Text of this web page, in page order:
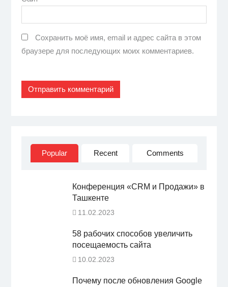
Сохранить моё имя, email и адрес сайта в этом
браузере для последующих моих комментариев.
Popular Recent Comments
Конференция «CRM и Продажи» в
Ташкенте
11.02.2023
58 рабочих способов увеличить
посещаемость сайта
10.02.2023
Почему после обновления Google